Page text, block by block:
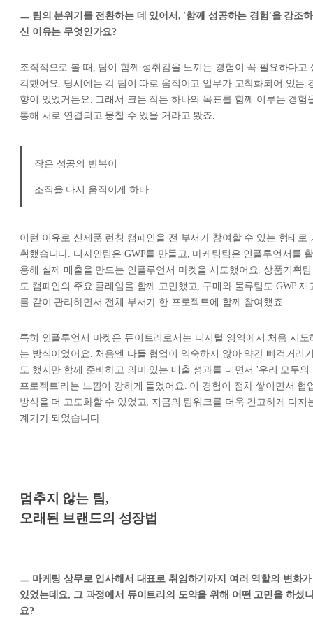
ㅡ 팀의 분위기를 전환하는 데 있어서, '함께 성공하는 경험'을 강조하
신 이유는 무엇인가요?
조직적으로 볼 때, 팀이 함께 성취감을 느끼는 경험이 꼭 필요하다고
각했어요. 당시에는 각 팀이 따로 움직이고 업무가 고착화되어 있는
향이 있었거든요. 그래서 크든 작든 하나의 목표를 함께 이루는 경험
통해 서로 연결되고 뭉칠 수 있을 거라고 봤죠.
작은 성공의 반복이
조직을 다시 움직이게 하다
이런 이유로 신제품 런칭 캠페인을 전 부서가 참여할 수 있는 형태로
획했습니다. 디자인팀은 GWP를 만들고, 마케팅팀은 인플루언서를
용해 실제 매출을 만드는 인플루언서 마켓을 시도했어요. 상품기획팀
도 캠페인의 주요 클레임을 함께 고민했고, 구매와 물류팀도 GWP 재
를 같이 관리하면서 전체 부서가 한 프로젝트에 함께 참여했죠.
특히 인플루언서 마켓은 듀이트리로서는 디지털 영역에서 처음 시도
는 방식이었어요. 처음엔 다들 협업이 익숙하지 않아 약간 삐걱거리
도 했지만 함께 준비하고 의미 있는 매출 성과를 내면서 '우리 모두의
프로젝트'라는 느낌이 강하게 들었어요. 이 경험이 점차 쌓이면서 협
방식을 더 고도화할 수 있었고, 지금의 팀워크를 더욱 견고하게 다지
계기가 되었습니다.
멈추지 않는 팀,
오래된 브랜드의 성장법
ㅡ 마케팅 상무로 입사해서 대표로 취임하기까지 여러 역할의 변화가
있었는데요, 그 과정에서 듀이트리의 도약을 위해 어떤 고민을 하셨
요?